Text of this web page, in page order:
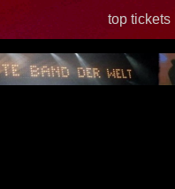
top tickets |